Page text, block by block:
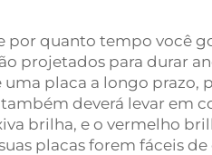
por quanto tempo você
projetados para durar
uma placa a longo prazo,
deverá levar em
brilha, e o vermelho
suas placas forem fáceis